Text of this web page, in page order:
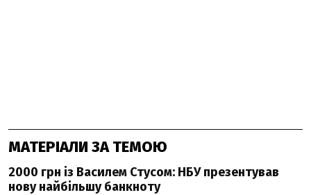
МАТЕРІАЛИ ЗА ТЕМОЮ
2000 грн із Василем Стусом: НБУ презентував
нову найбільшу банкноту